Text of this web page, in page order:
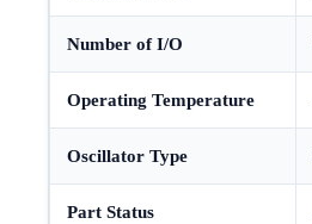
Number of I/O
Operating Temperature
Oscillator Type
Part Status